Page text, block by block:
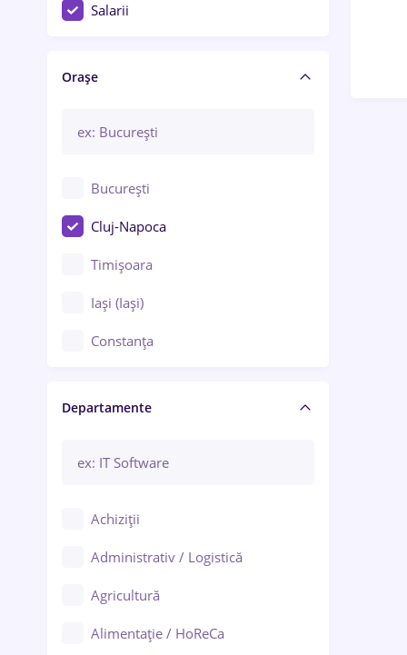
Salarii
Orașe
București
Cluj-Napoca
Timișoara
Iași (Iași)
Constanța
Brașov
Bacău
Galați (Galați)
Ploiești
Departamente
Achiziții
Administrativ / Logistică
Agricultură
Alimentație / HoReCa